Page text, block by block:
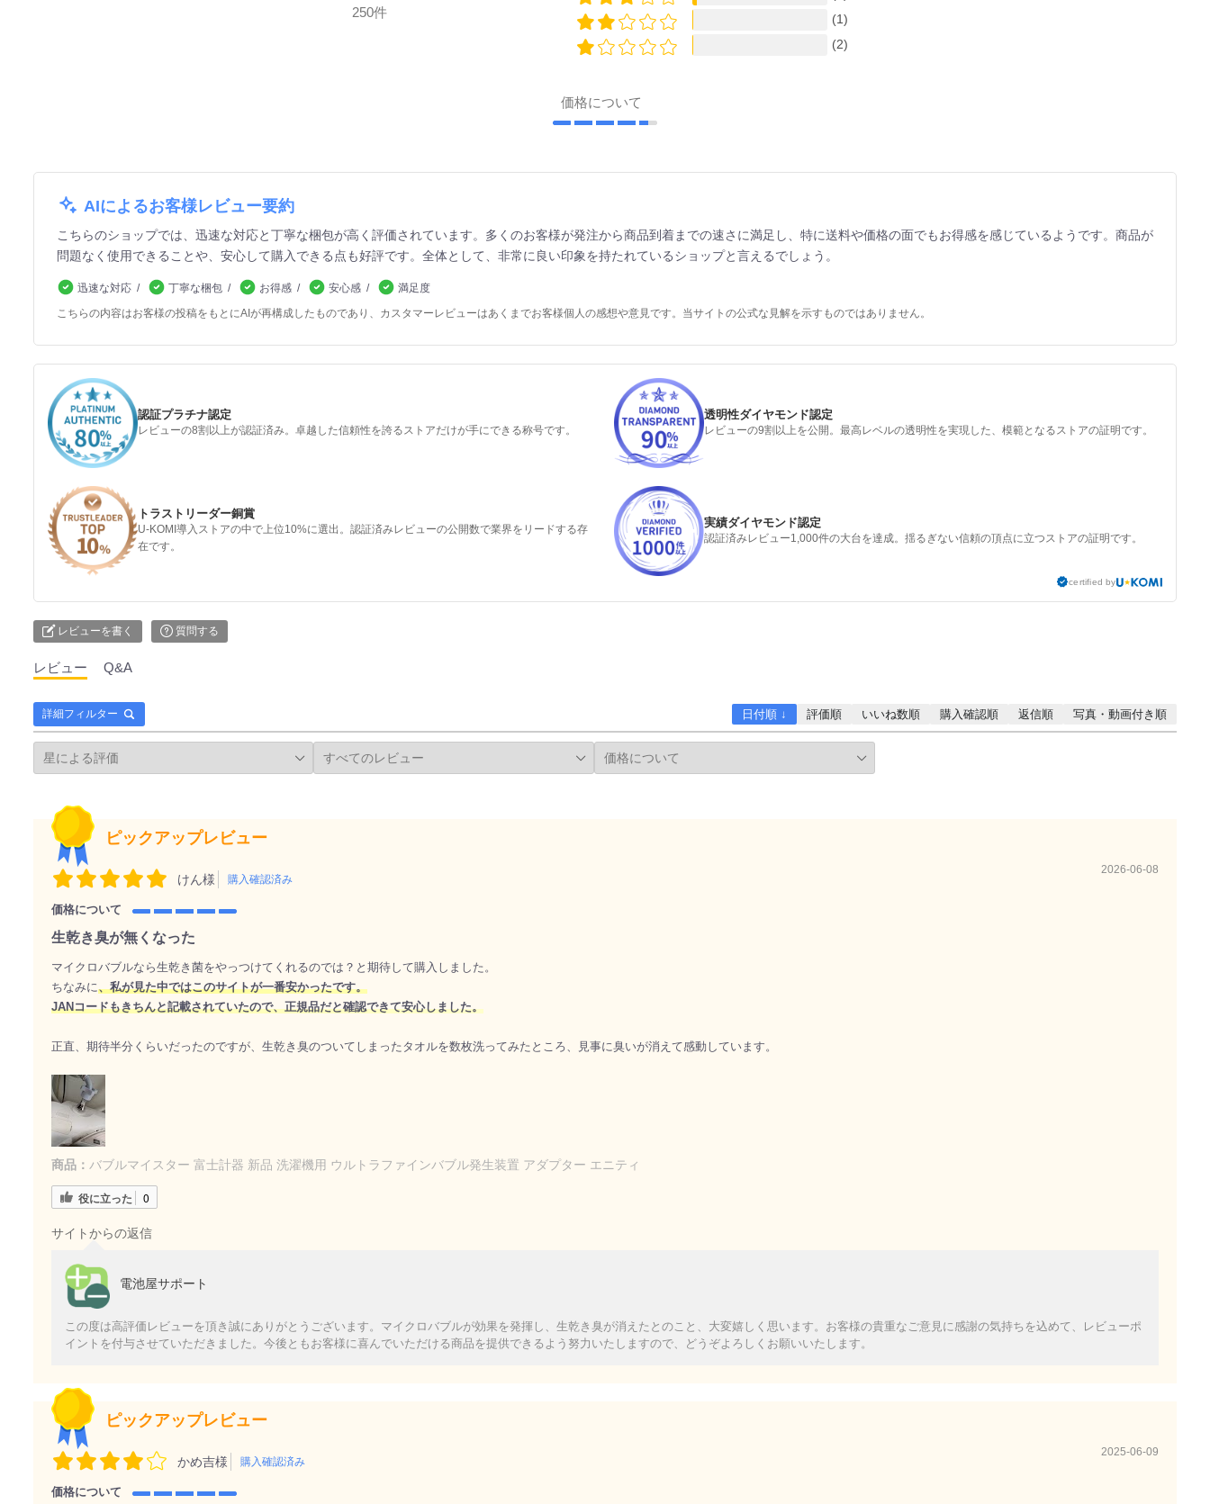
250件
(1)
(2)
価格について
AIによるお客様レビュー要約
こちらのショップでは、迅速な対応と丁寧な梱包が高く評価されています。多くのお客様が発注から商品到着までの速さに満足し、特に送料や価格の面でもお得感を感じているようです。商品が
問題なく使用できることや、安心して購入できる点も好評です。全体として、非常に良い印象を持たれているショップと言えるでしょう。
迅速な対応 丁寧な梱包 お得感 安心感
満足度
こちらの内容はお客様の投稿をもとにAIが再構成したものであり、カスタマーレビューはあくまでお客様個人の感想や意見です。当サイトの公式な見解を示すものではありません。
認証プラチナ認定
レビューの8割以上が認証済み。卓越した信頼性を誇るストアだけが手にできる称号です。
透明性ダイヤモンド認定
レビューの9割以上を公開。最高レベルの透明性を実現した、模範となるストアの証明です。
トラストリーダー銅賞
U-KOMI導入ストアの中で上位10%に選出。認証済みレビューの公開数で業界をリードする存
在です。
実績ダイヤモンド認定
認証済みレビュー1,000件の大台を達成。揺るぎない信頼の頂点に立つストアの証明です。
certified by
レビューを書く 質問する
レビュー Q&A
詳細フィルター 日付順 ↓ 評価順 いいね数順 購入確認順 返信順 写真・動画付き順
ピックアップレビュー
けん様 購入確認済み
2026-06-08
価格について
生乾き臭が無くなった
マイクロバブルなら生乾き菌をやっつけてくれるのでは？と期待して購入しました。
ちなみに、私が見た中ではこのサイトが一番安かったです。
JANコードもきちんと記載されていたので、正規品だと確認できて安心しました。
正直、期待半分くらいだったのですが、生乾き臭のついてしまったタオルを数枚洗ってみたところ、見事に臭いが消えて感動しています。
商品： バブルマイスター 富士計器 新品 洗濯機用 ウルトラファインバブル発生装置 アダプター エニティ
役に立った 0
サイトからの返信
電池屋サポート
この度は高評価レビューを頂き誠にありがとうございます。マイクロバブルが効果を発揮し、生乾き臭が消えたとのこと、大変嬉しく思います。お客様の貴重なご意見に感謝の気持ちを込めて、レビューポ
イントを付与させていただきました。今後ともお客様に喜んでいただける商品を提供できるよう努力いたしますので、どうぞよろしくお願いいたします。
ピックアップレビュー
かめ吉様 購入確認済み
2025-06-09
価格について